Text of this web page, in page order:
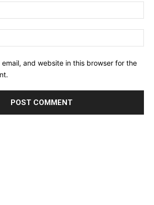
email, and website in this browser for the